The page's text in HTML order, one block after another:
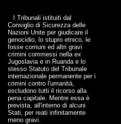
I Tribunali istituiti dal
Consiglio di Sicurezza delle
Nazioni Unite per giudicare il
genocidio, lo stupro etnico, le
fosse comuni ed altri gravi
crimini commessi nella ex
Jugoslavia e in Ruanda e lo
stesso Statuto del Tribunale
internazionale permanente per i
crimini contro l'umanità,
escludono tutti il ricorso alla
pena capitale. Mentre essa è
prevista, all'interno di alcuni
Stati, per reati infinitamente
meno gravi.